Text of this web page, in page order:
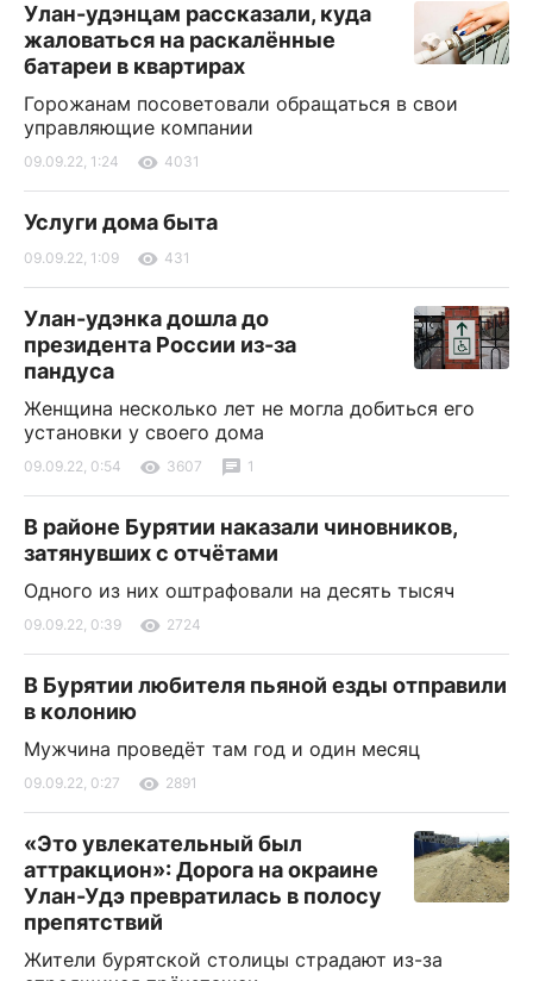
Улан-удэнцам рассказали, куда
жаловаться на раскалённые
батареи в квартирах
Горожанам посоветовали обращаться в свои
управляющие компании
09.09.22, 1:24 4031
Услуги дома быта
09.09.22, 1:09 431
Улан-удэнка дошла до
президента России из-за
пандуса
Женщина несколько лет не могла добиться его
установки у своего дома
09.09.22, 0:54 3607 1
В районе Бурятии наказали чиновников,
затянувших с отчётами
Одного из них оштрафовали на десять тысяч
09.09.22, 0:39 2724
В Бурятии любителя пьяной езды отправили
в колонию
Мужчина проведёт там год и один месяц
09.09.22, 0:27 2891
«Это увлекательный был
аттракцион»: Дорога на окраине
Улан-Удэ превратилась в полосу
препятствий
Жители бурятской столицы страдают из-за